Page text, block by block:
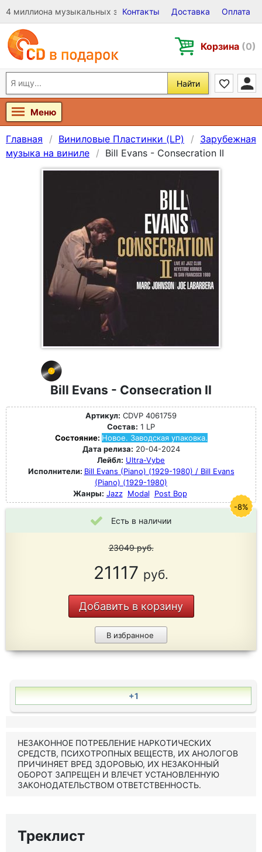
4 миллиона музыкальных записей на Виниле, CD и DVD
Контакты Доставка Оплата
Корзина (0)
Найти
Меню
Главная Виниловые Пластинки (LP)
Зарубежная
музыка на виниле
Bill Evans - Consecration II
Bill Evans - Consecration II
Артикул: CDVP 4061759
Состав: 1 LP
Состояние: Новое. Заводская упаковка.
Дата релиза: 20-04-2024
Лейбл: Ultra-Vybe
Исполнители: Bill Evans (Piano) (1929-1980) / Bill Evans
(Piano) (1929-1980)
Жанры: Jazz Modal Post Bop
Есть в наличии
23049руб.
21117 руб.
Добавить в корзину
В избранное
-8%
+1
НЕЗАКОННОЕ ПОТРЕБЛЕНИЕ НАРКОТИЧЕСКИХ
СРЕДСТВ, ПСИХОТРОПНЫХ ВЕЩЕСТВ, ИХ АНОЛОГОВ
ПРИЧИНЯЕТ ВРЕД ЗДОРОВЬЮ, ИХ НЕЗАКОННЫЙ
ОБОРОТ ЗАПРЕЩЕН И ВЛЕЧЕТ УСТАНОВЛЕННУЮ
ЗАКОНОДАТЕЛЬСТВОМ ОТВЕТСТВЕННОСТЬ.
Треклист